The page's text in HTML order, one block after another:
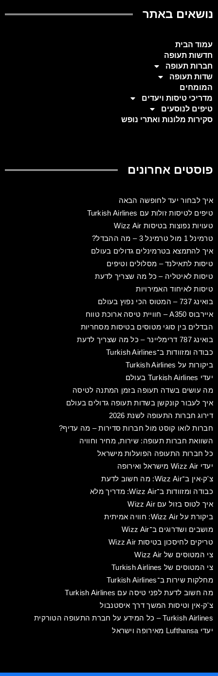
נושאים באתר
עמוד הבית
חדשות תעופה
חברות תעופה
שדות תעופה
המומחים
מדריכי טיסות ויעדים
טיפים לנוסעים
סקירות מלונות ואתרי נופש
פוסטים אחרונים
איך לבחור יעד לחופשה הבאה
טיפים לטיסות זולות עם Turkish Airlines
טעויות נפוצות בטיסות Wizz Air
טרמינל 1 מול טרמינל 3 – מה ההבדל?
איך להתמצא בטרמינלים גדולים בעולם
טיסות לתאילנד – מסלולים וטיפים
טיסות לאיטליה – כל מה שצריך לדעת
טיסות לאיחוד האמירויות
בואינג 737 – המטוס הכי נפוץ בעולם
איירבוס A350 – חוויית טיסה ארוכת טווח
הבדלים בין סוגי מטוסים בטיסות מסחריות
בואינג 787 דרימליינר – כל מה שצריך לדעת
כבודה ומזוודות ב־Turkish Airlines
ביקורות על Turkish Airlines
יעדי Turkish Airlines בעולם
מה עושים בשדה תעופה בזמן המתנה לטיסה
איך לעבור קונקשן בשדות תעופה גדולים בעולם
דירוג חברות התעופה לשנת 2026
חברות לואו קוסט מול חברות סדירות – מה עדיף?
השוואת חברות תעופה: שירות, מחיר וחוויה
כל חברות התעופה הפועלות מישראל
יעדי Wizz Air מישראל ואירופה
צ'ק-אין ב־Wizz Air: מה חשוב לדעת
כבודה ומזוודות ב־Wizz Air: מדריך מלא
איך לטוס בזול עם Wizz Air
ביקורת על Wizz Air: חוויה אמיתית
מושבים ושדרוגים ב־Wizz Air
טריקים לחיסכון בטיסות Wizz Air
צי המטוסים של Wizz Air
צי המטוסים של Turkish Airlines
מחלקות שירות ב־Turkish Airlines
מה חשוב לדעת לפני טיסה עם Turkish Airlines
צ'ק-אין וטיסות המשך דרך איסטנבול
Turkish Airlines – כל המידע על חברת התעופה הטורקית
יעדי Lufthansa מאירופה וישראל